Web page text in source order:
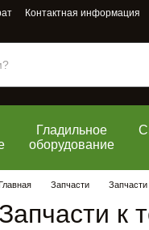
Контактная информация
Гладильное
оборудование
Главная Запчасти Запчасти
Запчасти к